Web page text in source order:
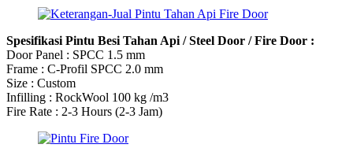
Spesifikasi Pintu Besi Tahan Api / Steel Door / Fire Door :
Door Panel : SPCC 1.5 mm
Frame : C-Profil SPCC 2.0 mm
Size : Custom
Infilling : RockWool 100 kg /m3
Fire Rate : 2-3 Hours (2-3 Jam)